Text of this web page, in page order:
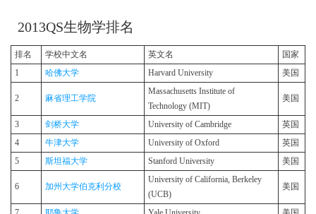
2013QS生物学排名
排名 学校中文名 英文名
国家
1
哈佛大学 Harvard University 美国
2 麻省理工学院
Massachusetts Institute of
Technology (MIT)
美国
3 剑桥大学 University of Cambridge
英国
4
牛津大学 University of Oxford
英国
5
斯坦福大学 Stanford University 美国
6 加州大学伯克利分校
University of California, Berkeley
(UCB)
美国